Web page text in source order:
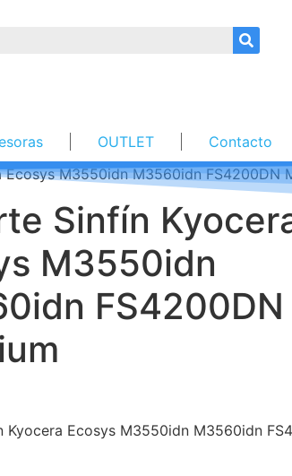
OUTLET Contacto
M3550idn M3560idn FS4200DN
Sinfín
M3550idn
Kyocera Ecosys M3550idn M3560idn